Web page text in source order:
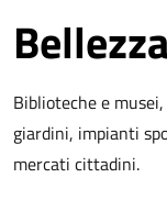
Biblioteche e
giardini, impianti
mercati cittadini.